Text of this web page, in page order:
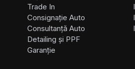
Trade In
Consignație Auto
Consultanță Auto
Detailing și PPF
Garanție